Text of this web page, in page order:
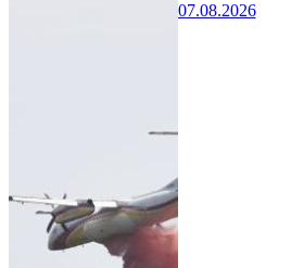
07.08.2026